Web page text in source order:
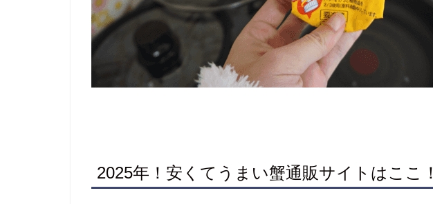
2025年！安くてうまい蟹通販サイトはここ！